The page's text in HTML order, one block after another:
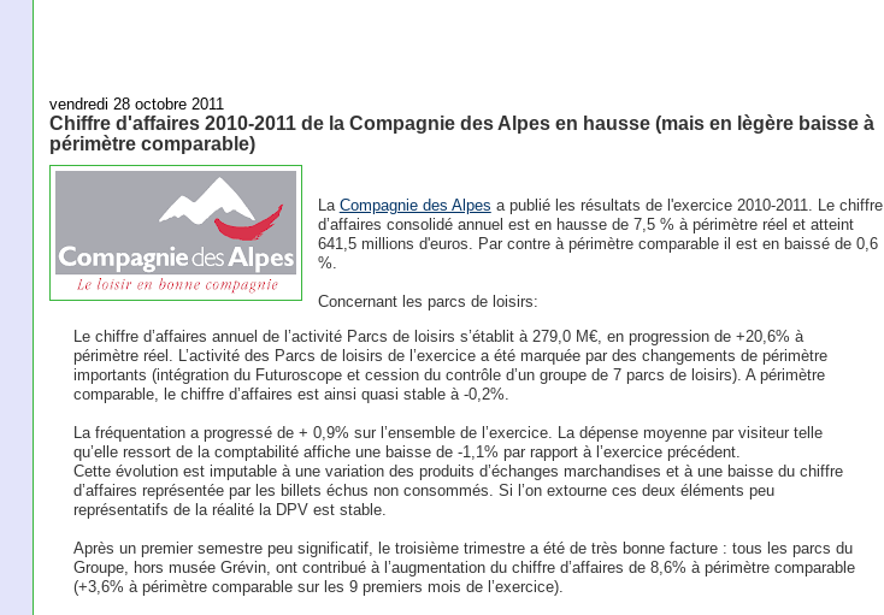
vendredi 28 octobre 2011
Chiffre d'affaires 2010-2011 de la Compagnie des Alpes en hausse (mais en lègère baisse à
périmètre comparable)
La Compagnie des Alpes a publié les résultats de l'exercice 2010-2011. Le chiffre
d’affaires consolidé annuel est en hausse de 7,5 % à périmètre réel et atteint
641,5 millions d'euros. Par contre à périmètre comparable il est en baissé de 0,6
%.
Concernant les parcs de loisirs:
Le chiffre d’affaires annuel de l’activité Parcs de loisirs s’établit à 279,0 M€, en progression de +20,6% à
périmètre réel. L’activité des Parcs de loisirs de l’exercice a été marquée par des changements de périmètre
importants (intégration du Futuroscope et cession du contrôle d’un groupe de 7 parcs de loisirs). A périmètre
comparable, le chiffre d’affaires est ainsi quasi stable à -0,2%.
La fréquentation a progressé de + 0,9% sur l’ensemble de l’exercice. La dépense moyenne par visiteur telle
qu’elle ressort de la comptabilité affiche une baisse de -1,1% par rapport à l’exercice précédent.
Cette évolution est imputable à une variation des produits d’échanges marchandises et à une baisse du chiffre
d’affaires représentée par les billets échus non consommés. Si l’on extourne ces deux éléments peu
représentatifs de la réalité la DPV est stable.
Après un premier semestre peu significatif, le troisième trimestre a été de très bonne facture : tous les parcs du
Groupe, hors musée Grévin, ont contribué à l’augmentation du chiffre d’affaires de 8,6% à périmètre comparable
(+3,6% à périmètre comparable sur les 9 premiers mois de l’exercice).